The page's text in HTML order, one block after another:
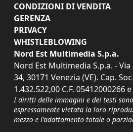
CONDIZIONI DI VENDITA
GERENZA
PRIVACY
WHISTLEBLOWING
Nord Est Multimedia S.p.a.
Nord Est Multimedia S.p.a. -
34, 30171 Venezia (VE). Cap.
1.432.522,00 C.F. 05412000266
I diritti delle immagini e dei testi
espressamente vietata la loro
mezzo e l'adattamento totale o